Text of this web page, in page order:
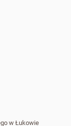
w Łukowie